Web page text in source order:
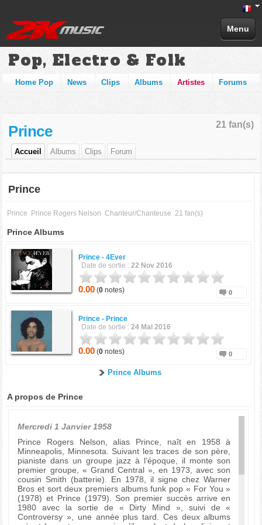
Menu
Pop, Electro & Folk
Home Pop News Clips Albums Artistes Forums
21 fan(s)
Prince
Accueil Albums Clips Forum
Prince
Prince Prince Rogers Nelson Chanteur/Chanteuse 21 fan(s)
Prince Albums
Prince -4Ever
Date de sortie :22 Nov 2016
0.00 (0 notes) 0
Prince - Prince
Date de sortie :24 Mai 2016
0.00 (0 notes) 0
Prince Albums
A propos de Prince
Mercredi 1 Janvier 1958
Prince Rogers Nelson, alias Prince, naît en 1958 à
Minneapolis, Minnesota. Suivant les traces de son père,
pianiste dans un groupe jazz à l’époque, il monte son
premier groupe, « Grand Central », en 1973, avec son
cousin Smith (batterie). En 1978, il signe chez Warner
Bros et sort deux premiers albums funk pop « For You »
(1978) et Prince (1979). Son premier succès arrive en
1980 avec la sortie de « Dirty Mind », suivi de «
Controversy », une année plus tard. Ces deux albums